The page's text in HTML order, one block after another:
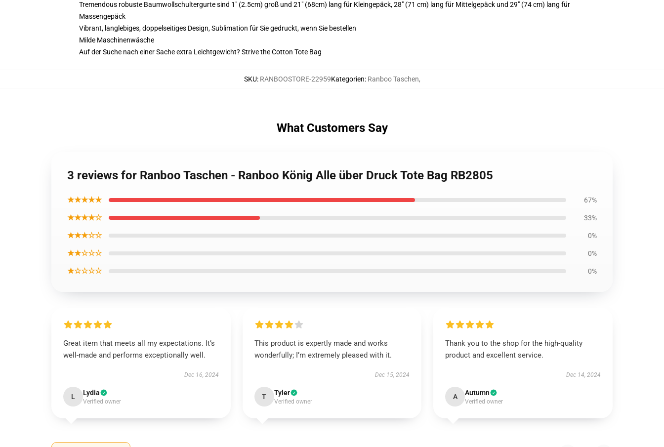
Tremendous robuste Baumwollschultergurte sind 1" (2.5cm) groß und 21" (68cm) lang für Kleingepäck, 28" (71 cm) lang für Mittelgepäck und 29" (74 cm) lang für
Massengepäck
Vibrant, langlebiges, doppelseitiges Design, Sublimation für Sie gedruckt, wenn Sie bestellen
Milde Maschinenwäsche
Auf der Suche nach einer Sache extra Leichtgewicht? Strive the Cotton Tote Bag
SKU: RANBOOSTORE-22959Kategorien: Ranboo Taschen,
What Customers Say
3 reviews for Ranboo Taschen - Ranboo König Alle über Druck Tote Bag RB2805
★★★★★ 67%
★★★★☆ 33%
★★★☆☆ 0%
★★☆☆☆ 0%
★☆☆☆☆ 0%
Great item that meets all my expectations. It’s
well-made and performs exceptionally well.
Dec 16, 2024
L Lydia
Verified owner
This product is expertly made and works
wonderfully; I’m extremely pleased with it.
Dec 15, 2024
T Tyler
Verified owner
Thank you to the shop for the high-quality
product and excellent service.
Dec 14, 2024
A Autumn
Verified owner